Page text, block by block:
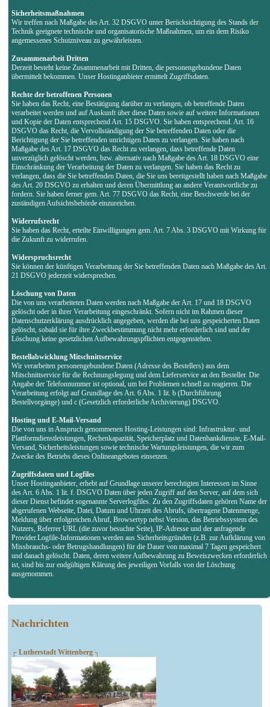
Nachrichten
┌ Lutherstadt Wittenberg ┐
Sicherheitsmaßnahmen
Wir treffen nach Maßgabe des Art. 32 DSGVO unter Berücksichtigung des Stands der
Technik geeignete technische und organisatorische Maßnahmen, um ein dem Risiko
angemessenes Schutzniveau zu gewährleisten.
Zusammenarbeit Dritten
Derzeit besteht keine Zusammenarbeit mit Dritten, die personengebundene Daten
übermittelt bekommen. Unser Hostinganbieter ermittelt Zugriffsdaten.
Rechte der betroffenen Personen
Sie haben das Recht, eine Bestätigung darüber zu verlangen, ob betreffende Daten
verarbeitet werden und auf Auskunft über diese Daten sowie auf weitere Informationen
und Kopie der Daten entsprechend Art. 15 DSGVO. Sie haben entsprechend. Art. 16
DSGVO das Recht, die Vervollständigung der Sie betreffenden Daten oder die
Berichtigung der Sie betreffenden unrichtigen Daten zu verlangen. Sie haben nach
Maßgabe des Art. 17 DSGVO das Recht zu verlangen, dass betreffende Daten
unverzüglich gelöscht werden, bzw. alternativ nach Maßgabe des Art. 18 DSGVO eine
Einschränkung der Verarbeitung der Daten zu verlangen. Sie haben das Recht zu
verlangen, dass die Sie betreffenden Daten, die Sie uns bereitgestellt haben nach Maßgabe
des Art. 20 DSGVO zu erhalten und deren Übermittlung an andere Verantwortliche zu
fordern. Sie haben ferner gem. Art. 77 DSGVO das Recht, eine Beschwerde bei der
zuständigen Aufsichtsbehörde einzureichen.
Widerrufsrecht
Sie haben das Recht, erteilte Einwilligungen gem. Art. 7 Abs. 3 DSGVO mit Wirkung für
die Zukunft zu widerrufen.
Widerspruchsrecht
Sie können der künftigen Verarbeitung der Sie betreffenden Daten nach Maßgabe des Art.
21 DSGVO jederzeit widersprechen.
Löschung von Daten
Die von uns verarbeiteten Daten werden nach Maßgabe der Art. 17 und 18 DSGVO
gelöscht oder in ihrer Verarbeitung eingeschränkt. Sofern nicht im Rahmen dieser
Datenschutzerklärung ausdrücklich angegeben, werden die bei uns gespeicherten Daten
gelöscht, sobald sie für ihre Zweckbestimmung nicht mehr erforderlich sind und der
Löschung keine gesetzlichen Aufbewahrungspflichten entgegenstehen.
Bestellabwicklung Mitschnittservice
Wir verarbeiten personengebundene Daten (Adresse des Bestellers) aus dem
Mitschnittservice für die Rechnungslegung und dem Lieferservice an den Besteller. Die
Angabe der Telefonnummer ist optional, um bei Problemen schnell zu reagieren. Die
Verarbeitung erfolgt auf Grundlage des Art. 6 Abs. 1 lit. b (Durchführung
Bestellvorgänge) und c (Gesetzlich erforderliche Archivierung) DSGVO.
Hosting und E-Mail-Versand
Die von uns in Anspruch genommenen Hosting-Leistungen sind: Infrastruktur- und
Plattformdienstleistungen, Rechenkapazität, Speicherplatz und Datenbankdienste, E-Mail-
Versand, Sicherheitsleistungen sowie technische Wartungsleistungen, die wir zum
Zwecke des Betriebs dieses Onlineangebotes einsetzen.
Zugriffsdaten und Logfiles
Unser Hostinganbieter, erhebt auf Grundlage unserer berechtigten Interessen im Sinne
des Art. 6 Abs. 1 lit. f. DSGVO Daten über jeden Zugriff auf den Server, auf dem sich
dieser Dienst befindet sogenannte Serverlogfiles. Zu den Zugriffsdaten gehören Name der
abgerufenen Webseite, Datei, Datum und Uhrzeit des Abrufs, übertragene Datenmenge,
Meldung über erfolgreichen Abruf, Browsertyp nebst Version, das Betriebssystem des
Nutzers, Referrer URL (die zuvor besuchte Seite), IP-Adresse und der anfragende
Provider.Logfile-Informationen werden aus Sicherheitsgründen (z.B. zur Aufklärung von
Missbrauchs- oder Betrugshandlungen) für die Dauer von maximal 7 Tagen gespeichert
und danach gelöscht. Daten, deren weitere Aufbewahrung zu Beweiszwecken erforderlich
ist, sind bis zur endgültigen Klärung des jeweiligen Vorfalls von der Löschung
ausgenommen.